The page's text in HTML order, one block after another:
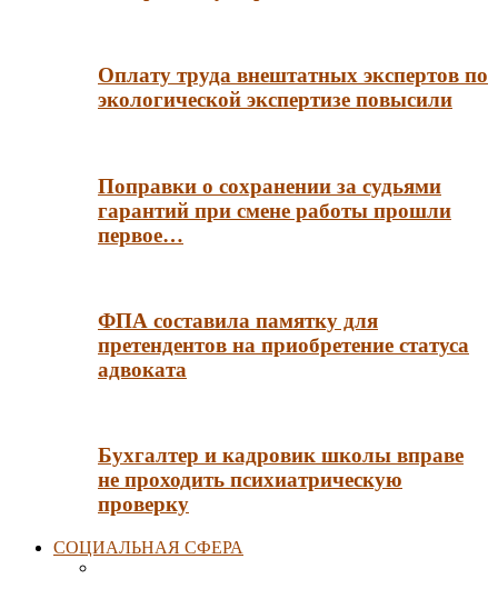
Оплату труда внештатных экспертов по
экологической экспертизе повысили
Поправки о сохранении за судьями
гарантий при смене работы прошли
первое…
ФПА составила памятку для
претендентов на приобретение статуса
адвоката
Бухгалтер и кадровик школы вправе
не проходить психиатрическую
проверку
СОЦИАЛЬНАЯ СФЕРА